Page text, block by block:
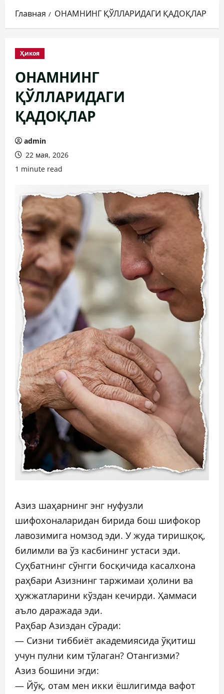
Главная ОНАМНИНГ ҚЎЛЛАРИДАГИ ҚАДОҚЛАР
Ҳикоя
ОНАМНИНГ
ҚЎЛЛАРИДАГИ
ҚАДОҚЛАР
admin
22 мая, 2026
1 minute read
Азиз шаҳарнинг энг нуфузли
шифохоналаридан бирида бош шифокор
лавозимига номзод эди. У жуда тиришқоқ,
билимли ва ўз касбининг устаси эди.
Суҳбатнинг сўнгги босқичида касалхона
раҳбари Азизнинг таржимаи ҳолини ва
ҳужжатларини кўздан кечирди. Ҳаммаси
аъло даражада эди.
Раҳбар Азиздан сўради:
— Сизни тиббиёт академиясида ўқитиш
учун пулни ким тўлаган? Отангизми?
Азиз бошини эгди:
— Йўқ, отам мен икки ёшлигимда вафот